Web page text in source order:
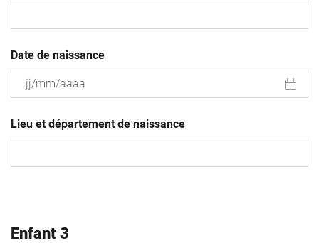
Date de naissance
slash
MM
Lieu et département de naissance
Enfant 3